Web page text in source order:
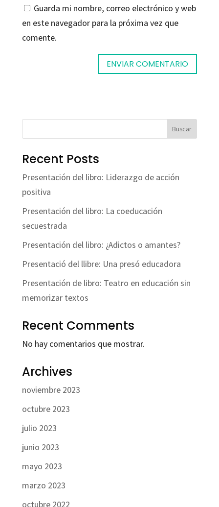
Guarda mi nombre, correo electrónico y web
en este navegador para la próxima vez que
comente.
Buscar
Recent Posts
Presentación del libro: Liderazgo de acción
positiva
Presentación del libro: La coeducación
secuestrada
Presentación del libro: ¿Adictos o amantes?
Presentació del llibre: Una presó educadora
Presentación de libro: Teatro en educación sin
memorizar textos
Recent Comments
No hay comentarios que mostrar.
Archives
noviembre 2023
octubre 2023
julio 2023
junio 2023
mayo 2023
marzo 2023
octubre 2022